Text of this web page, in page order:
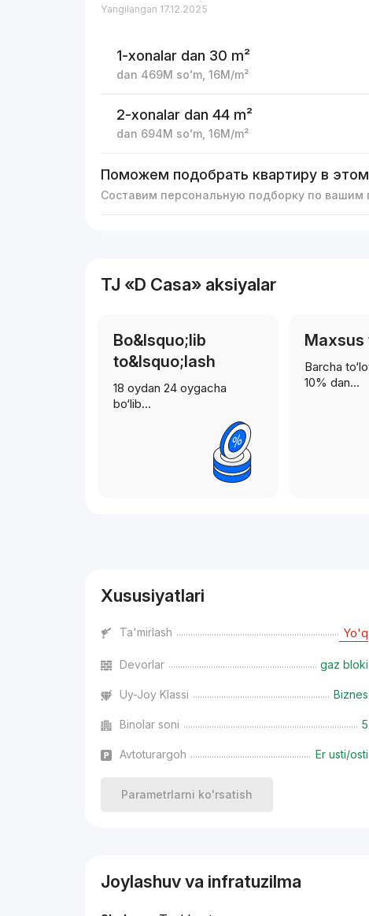
Yangilangan 17.12.2025
1-xonalar dan 30 m²
dan 469M soʻm ,16M/m²
2-xonalar dan 44 m²
dan 694M soʻm ,16M/m²
Поможем подобрать квартиру в
Составим персональную подборку по вашим
TJ «D Casa» aksiyalar
Bo&lsquo;lib
to&lsquo;lash
18 oydan 24 oygacha
bo‘lib…
Barcha
10% dan…
Xususiyatlari
Ta'mirlash Yo'q
Devorlar gaz bloki
Uy-Joy Klassi Biznes
Binolar soni 5
Avtoturargoh Er usti/osti
Parametrlarni ko'rsatish
Joylashuv va infratuzilma